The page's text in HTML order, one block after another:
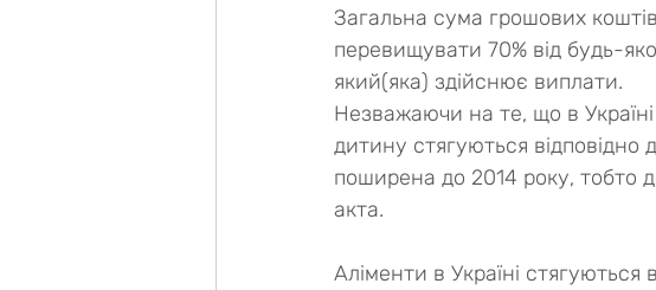
Загальна сума грошових
перевищувати 70% від будь-
який(яка) здійснює виплати.
Незважаючи на те, що в
дитину стягуються відповідно
поширена до 2014 року, тобто
акта.
Аліменти в Україні стягуються